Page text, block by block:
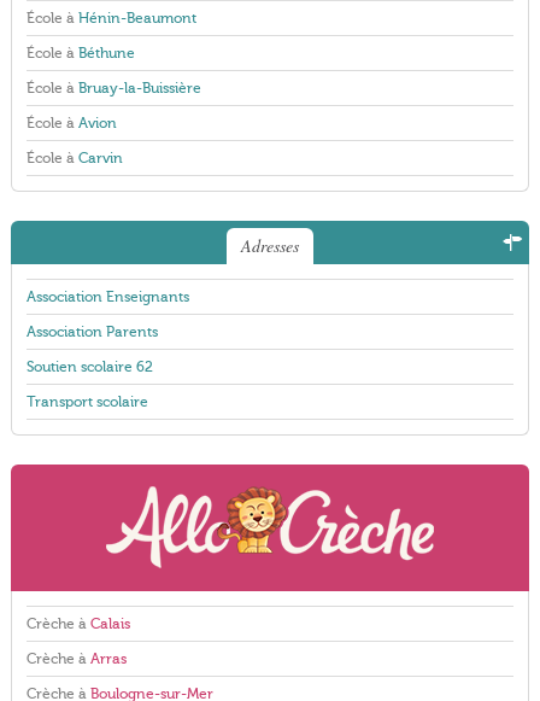
École à Hénin-Beaumont
École à Béthune
École à Bruay-la-Buissière
École à Avion
École à Carvin
Adresses
Association Enseignants
Association Parents
Soutien scolaire 62
Transport scolaire
Crèche à Calais
Crèche à Arras
Crèche à Boulogne-sur-Mer